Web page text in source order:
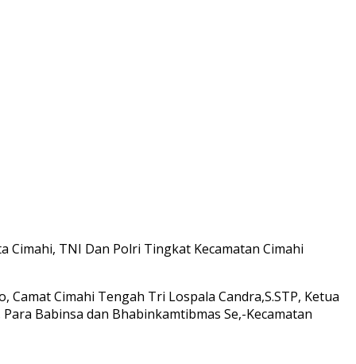
Cimahi, TNI Dan Polri Tingkat Kecamatan Cimahi
Cimahi Tengah Tri Lospala Candra,S.STP, Ketua
Babinsa dan Bhabinkamtibmas Se,-Kecamatan